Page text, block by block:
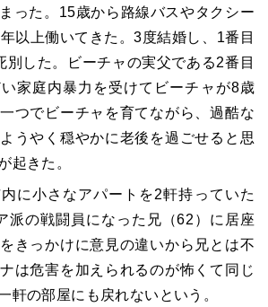
った。15歳から路線バスやタクシー
以上働いてきた。3度結婚し、1番目
別した。ビーチャの実父である2番目
家庭内暴力を受けてビーチャが8歳
つでビーチャを育てながら、過酷な
うやく穏やかに老後を過ごせると思
起きた。
に小さなアパートを2軒持っていた
派の戦闘員になった兄（62）に居座
きっかけに意見の違いから兄とは不
は危害を加えられるのが怖くて同じ
軒の部屋にも戻れないという。